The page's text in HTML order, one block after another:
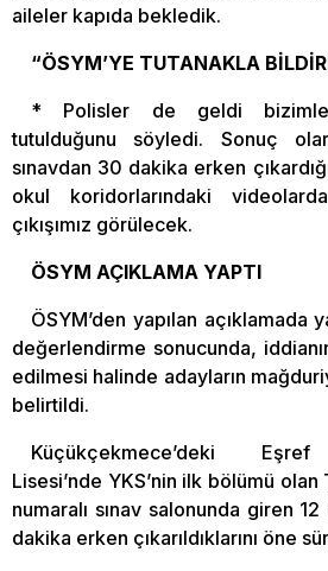
aileler kapıda bekledik.
“ÖSYM’YE TUTANAKLA
* Polisler de geldi bizimle
tutulduğunu söyledi. Sonuç
sınavdan 30 dakika erken
okul koridorlarındaki
çıkışımız görülecek.
ÖSYM AÇIKLAMA YAPTI
ÖSYM’den yapılan açıklamada
değerlendirme sonucunda,
edilmesi halinde adayların
belirtildi.
Küçükçekmece’deki
Lisesi’nde YKS’nin ilk bölümü
numaralı sınav salonunda giren
dakika erken çıkarıldıklarını öne